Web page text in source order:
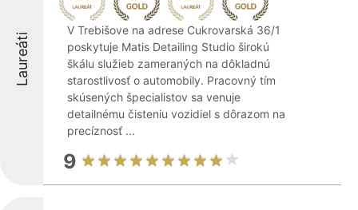
Laureáti
V Trebišove na adrese Cukrovarská 36/1
poskytuje Matis Detailing Studio širokú
škálu služieb zameraných na dôkladnú
starostlivosť o automobily. Pracovný tím
skúsených špecialistov sa venuje
detailnému čisteniu vozidiel s dôrazom na
precíznosť ...
9